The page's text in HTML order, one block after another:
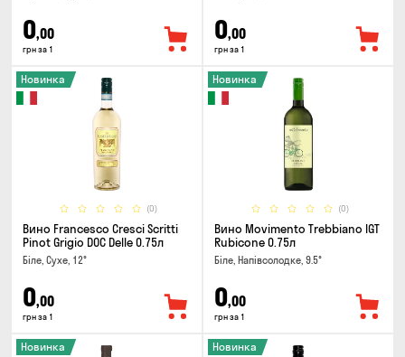
0,00
грн за 1
0,00
грн за 1
(0)
Новинка
Вино Francesco Cresci Scritti
Pinot Grigio DOC Delle 0.75л
Біле, Сухе, 12°
0,00
грн за 1
(0)
Новинка
Вино Movimento Trebbiano IGT
Rubicone 0.75л
Біле, Напівсолодке, 9.5°
0,00
грн за 1
Новинка Новинка